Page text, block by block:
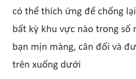
có thể thích ứng để chống
bất kỳ khu vực nào trong số
bạn mịn màng, cân đối và
trên xuống dưới